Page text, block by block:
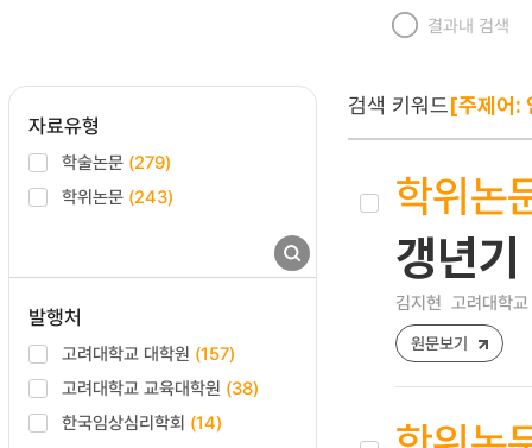
결과내 검색
자료유형
학술논문 (279)
학위논문 (243)
발행처
고려대학교 대학원 (157)
고려대학교 교육대학원 (38)
한국임상심리학회 (14)
검색 키워드[주제어:
학위논
갱년
김지현 고려대학
원문보기